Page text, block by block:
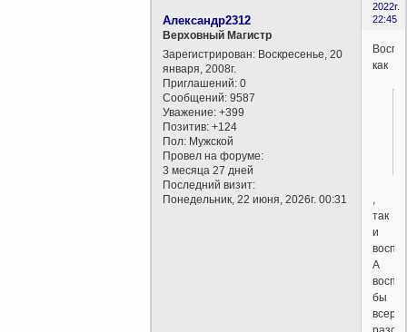
2022г.
22:45
Александр2312
Верховный Магистр
Зарегистрирован: Воскресенье, 20
января, 2008г.
Приглашений: 0
Сообщений: 9587
Уважение: +399
Позитив: +124
Пол: Мужской
Провел на форуме:
3 месяца 27 дней
Последний визит:
Понедельник, 22 июня, 2026г. 00:31
как
так
и
А
бы